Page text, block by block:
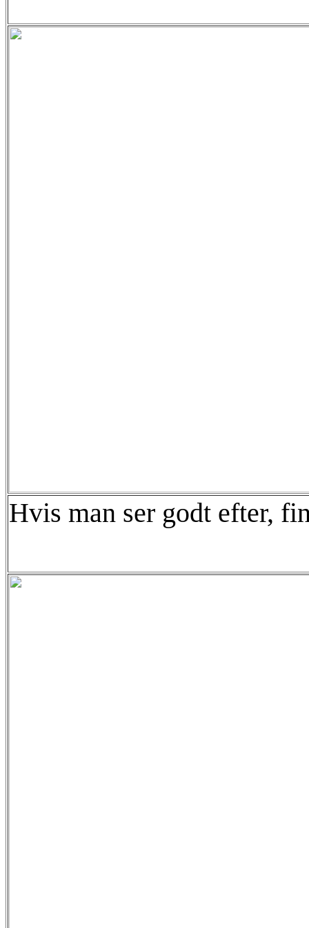
Hvis man ser godt efter,